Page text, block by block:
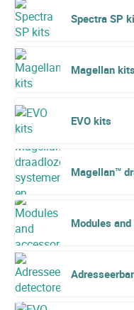
Spectra SP
Magellan kits
EVO kits
Magellan™
Modules